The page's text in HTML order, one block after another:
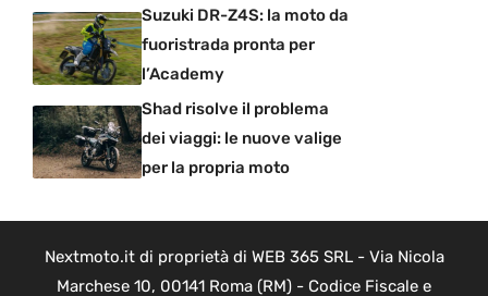
Suzuki DR-Z4S: la moto da
fuoristrada pronta per
l’Academy
Shad risolve il problema
dei viaggi: le nuove valige
per la propria moto
Nextmoto.it di proprietà di WEB 365 SRL - Via Nicola
Marchese 10, 00141 Roma (RM) - Codice Fiscale e